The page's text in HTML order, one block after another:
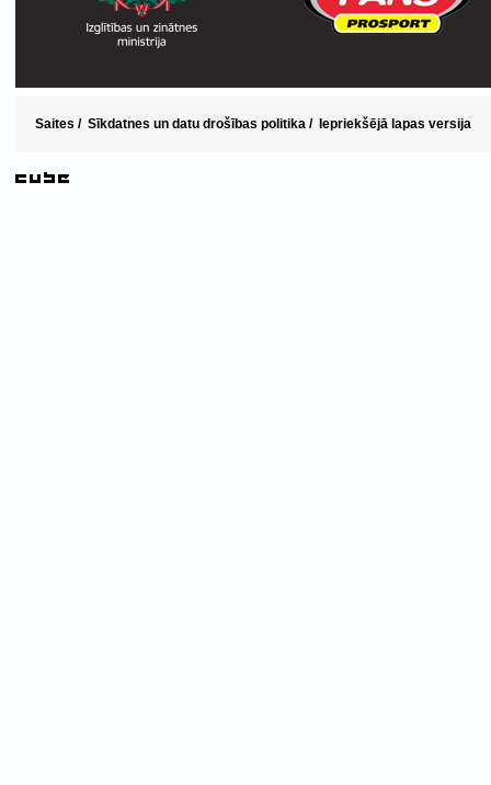
Saites / Sīkdatnes un datu drošības politika / Iepriekšējā lapas versija